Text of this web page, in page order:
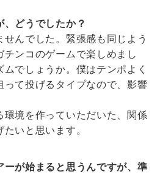
、どうでしたか？
んでした。緊張感も同じよう
チンコのゲームで楽しめまし
でしょうか。僕はテンポよく
って投げるタイプなので、影響
環境を作っていただいた、関係
いと思います。
ーが始まると思うんですが、準